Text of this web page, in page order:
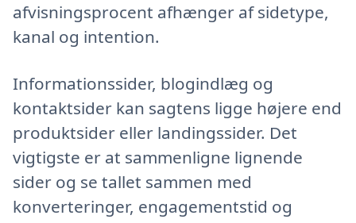
afvisningsprocent afhænger af sidetype,
kanal og intention.
Informationssider, blogindlæg og
kontaktsider kan sagtens ligge højere end
produktsider eller landingssider. Det
vigtigste er at sammenligne lignende
sider og se tallet sammen med
konverteringer, engagementstid og